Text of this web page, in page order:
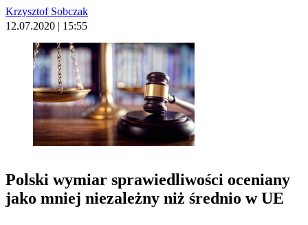
Krzysztof Sobczak
12.07.2020 | 15:55
Polski wymiar sprawiedliwości oceniany
jako mniej niezależny niż średnio w UE